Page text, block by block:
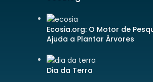
Ecosia.org: O Motor de
Ajuda a Plantar Árvores
Dia da Terra